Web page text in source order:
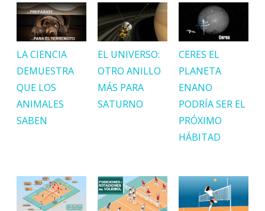
LA CIENCIA
DEMUESTRA
QUE LOS
ANIMALES
SABEN
EL UNIVERSO:
OTRO ANILLO
MÁS PARA
SATURNO
CERES EL
PLANETA
ENANO
PODRÍA SER EL
PRÓXIMO
HÁBITAD